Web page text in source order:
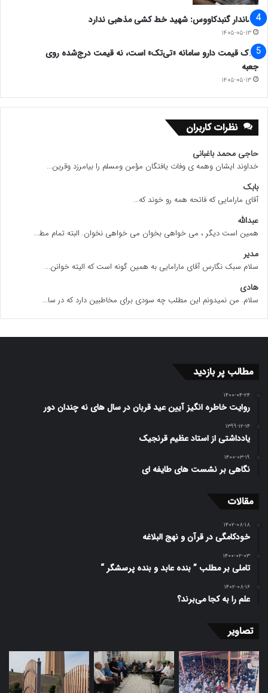
فرماندار گنبدکاووس: شهید خط کشی مذهبی ندارد
۱۴۰۵-۰۵-۱۳
ملاک قیمت دارو سامانه «تی‌تک» است، نه قیمت درج‌شده روی
جعبه
۱۴۰۵-۰۵-۱۳
نظرات کاربران
حاجی محمد باغبانی
خداوند ایشان وهمه ی وفات یافتگان مؤمن ومسلم را بیامرزد وقرین...
بابک
آقای مارامایی که فاتحه همه رو خوند که...
عبدالله
همین است دیگر ، می خواهی بخوان می خواهی نخوان. البته تمام مط...
مدیر
سلام سبک نگارس آقای مارامایی به همین گونه است که الیته خوانن...
هادی
سلام. من نمیدونم این مطلب چه سودی برای مخاطبین دارد که در سا...
مطالب پر بازدید
۱۴۰۰-۰۴-۲۴
روایت خاطره انگیز آیین عید قربان در سال های نه چندان دور
۱۳۹۹-۱۲-۱۴
یادداشتی از استاد عظیم قرنجیک
۱۴۰۰-۰۳-۱۹
نگاهی بر نشست های طایفه ای
مقالات
۱۴۰۲-۰۸-۱۸
خودکامگی در قرآن و نهج البلاغه
۱۴۰۰-۰۲-۰۳
تاملی بر مطلب ” بنده عابد و بنده پرسشگر “
۱۴۰۲-۰۸-۱۶
علم را به کجا می‌برند؟
تصاویر